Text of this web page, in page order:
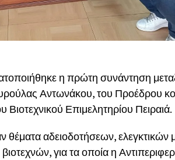
η πρώτη συνάντηση
Αντωνάκου, του Προέδρου
Επιμελητηρίου Πειραιά.
θέματα αδειοδοτήσεων, ελεγκτικών
για τα οποία η